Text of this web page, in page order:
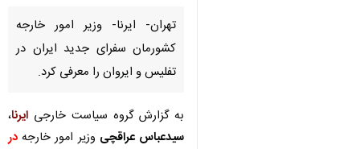
تهران- ایرنا- وزیر امور خارجه
کشورمان سفرای جدید ایران در
تفلیس و ایروان را معرفی کرد.
به گزارش گروه سیاست خارجی ایرنا،
سیدعباس عراقچی وزیر امور خارجه در